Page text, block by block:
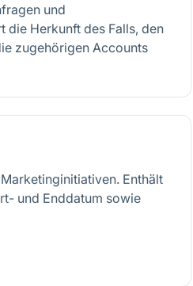
und
die Herkunft des Falls, den
zugehörigen Accounts
Enthält
und Enddatum sowie